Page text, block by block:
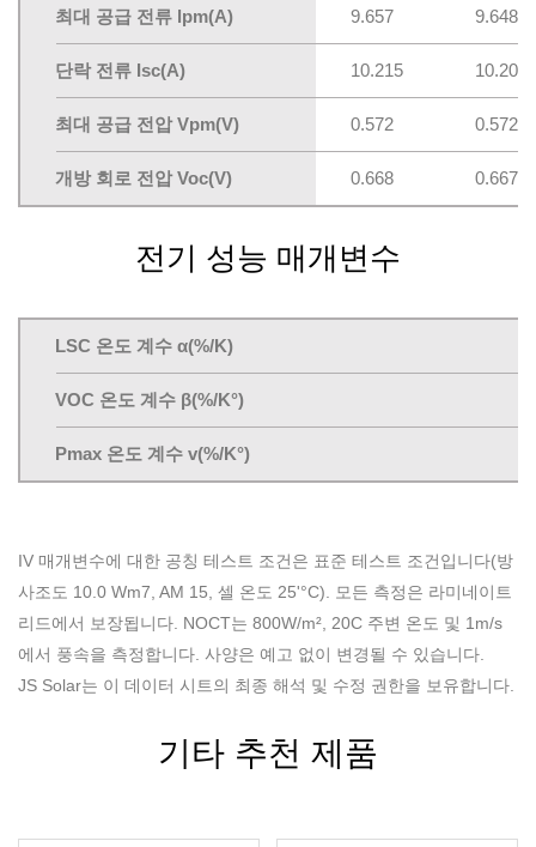
최대 공급 전류 lpm(A) 9.657 9.648
단락 전류 Isc(A) 10.215 10.202
최대 공급 전압 Vpm(V) 0.572 0.572
개방 회로 전압 Voc(V) 0.668 0.667
전기 성능 매개변수
LSC 온도 계수 α(%/K)
VOC 온도 계수 β(%/K°)
Pmax 온도 계수 v(%/K°)
IV 매개변수에 대한 공칭 테스트 조건은 표준 테스트 조건입니다(방
사조도 10.0 Wm7, AM 15, 셀 온도 25'°C). 모든 측정은 라미네이트
리드에서 보장됩니다. NOCT는 800W/m², 20C 주변 온도 및 1m/s
에서 풍속을 측정합니다. 사양은 예고 없이 변경될 수 있습니다.
JS Solar는 이 데이터 시트의 최종 해석 및 수정 권한을 보유합니다.
기타 추천 제품